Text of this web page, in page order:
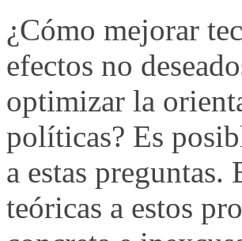
¿Cómo mejorar
efectos no
optimizar la
políticas? Es
a estas
teóricas a estos